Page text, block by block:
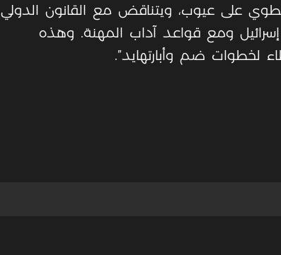
على عيوب، ويتناقض مع القانون الدولي
إسرائيل ومع قواعد آداب المهنة. وهذه
لخطوات ضم وأبارتهايد”.